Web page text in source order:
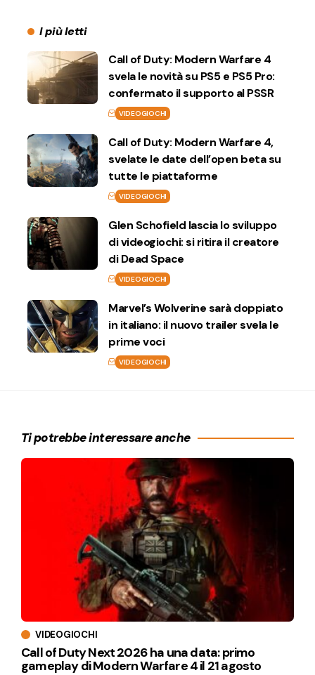
I più letti
Call of Duty: Modern Warfare 4
svela le novità su PS5 e PS5 Pro:
confermato il supporto al PSSR
VIDEOGIOCHI
Call of Duty: Modern Warfare 4,
svelate le date dell’open beta su
tutte le piattaforme
VIDEOGIOCHI
Glen Schofield lascia lo sviluppo
di videogiochi: si ritira il creatore
di Dead Space
VIDEOGIOCHI
Marvel’s Wolverine sarà doppiato
in italiano: il nuovo trailer svela le
prime voci
VIDEOGIOCHI
Ti potrebbe interessare anche
VIDEOGIOCHI
Call of Duty Next 2026 ha una data: primo
gameplay di Modern Warfare 4 il 21 agosto